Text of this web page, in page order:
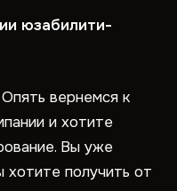
юзабилити-
вернемся к
и хотите
Вы уже
хотите получить от